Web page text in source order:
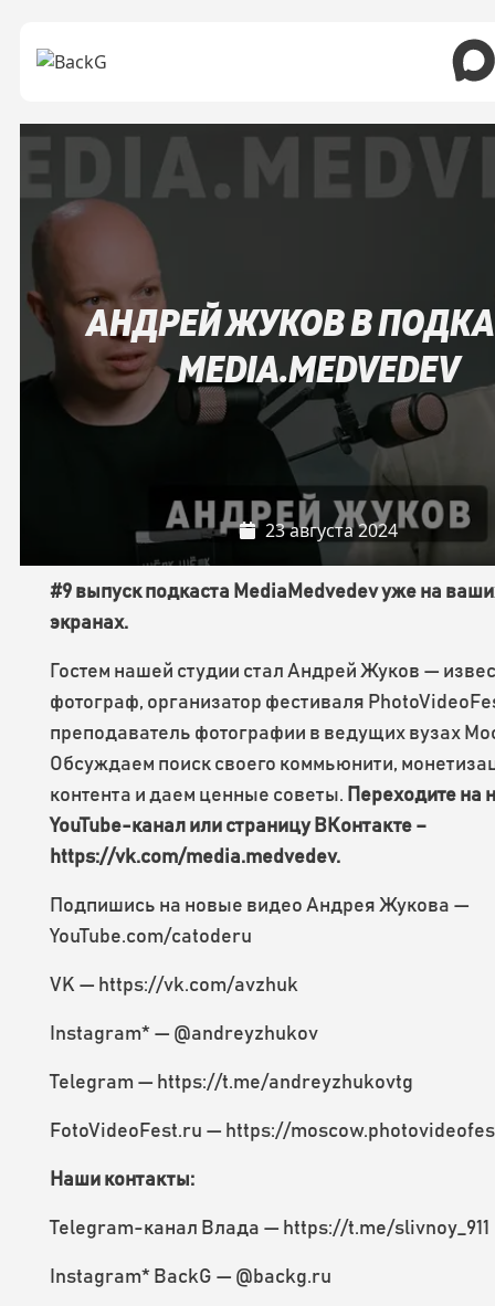
АНДРЕЙ ЖУКОВ В
MEDIA.MEDVEDEV
23 августа 2024
#9 выпуск подкаста MediaMedvedev уже на
экранах.
Гостем нашей студии стал Андрей Жуков —
фотограф, организатор фестиваля
преподаватель фотографии в ведущих вузах
Обсуждаем поиск своего коммьюнити,
контента и даем ценные советы. Переходите на
YouTube-канал или страницу ВКонтакте –
https://vk.com/media.medvedev.
Подпишись на новые видео Андрея Жукова —
YouTube.com/catoderu
VK — https://vk.com/avzhuk
Instagram* — @andreyzhukov
Telegram — https://t.me/andreyzhukovtg
FotoVideoFest.ru — https://
Наши контакты:
Telegram-канал Влада — https://t.me/slivnoy_911
Instagram* BackG — @backg.ru